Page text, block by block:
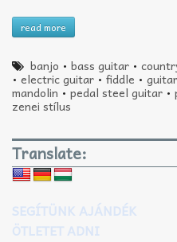
read more
banjo •bass guitar •
• electric guitar •fiddle • guitar
mandolin •pedal steel guitar •
zenei stílus
Translate:
SEGÍTÜNK AJÁNDÉK
ÖTLETET ADNI